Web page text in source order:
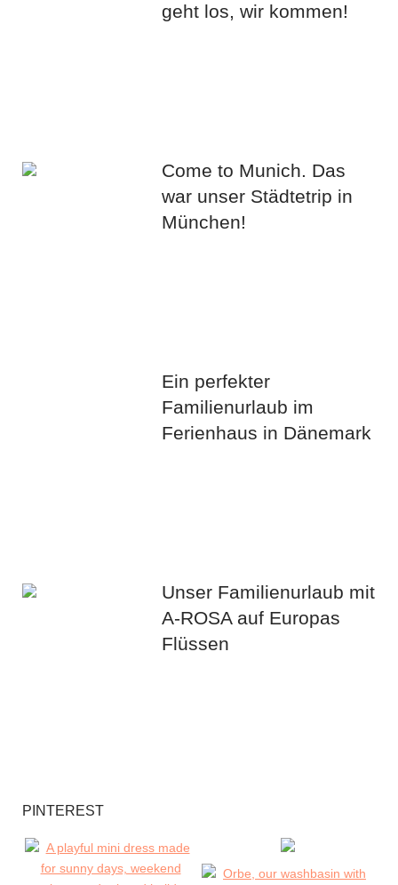
geht los, wir kommen!
Come to Munich. Das
war unser Städtetrip in
München!
Ein perfekter
Familienurlaub im
Ferienhaus in Dänemark
Unser Familienurlaub mit
A-ROSA auf Europas
Flüssen
PINTEREST